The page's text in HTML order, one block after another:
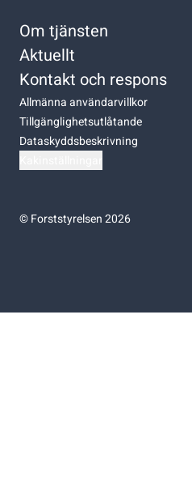
Om tjänsten
Aktuellt
Kontakt och respons
Allmänna användarvillkor
Tillgänglighetsutlåtande
Dataskyddsbeskrivning
©Forststyrelsen 2026